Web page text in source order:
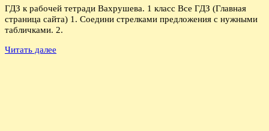
ГДЗ к рабочей тетради Вахрушева. 1 класс Все ГДЗ (Главная
страница сайта) 1. Соедини стрелками предложения с нужными
табличками. 2.
Читать далее